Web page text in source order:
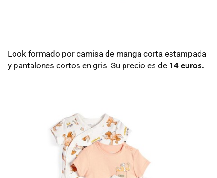
Look formado por camisa de manga corta estampada
y pantalones cortos en gris. Su precio es de 14 euros.